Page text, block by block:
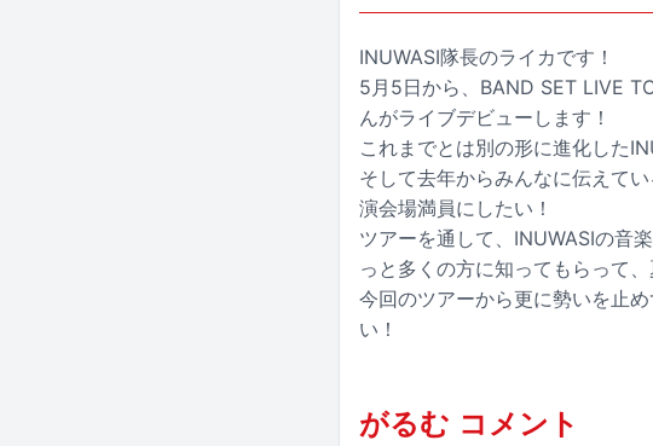
INUWASI隊長のライカです！
5月5日から、BAND SET LIVE
んがライブデビューします！
これまでとは別の形に進化した
そして去年からみんなに伝えて
演会場満員にしたい！
ツアーを通して、INUWASIの音
っと多くの方に知ってもらって
今回のツアーから更に勢いを止
い！
がるむ コメント